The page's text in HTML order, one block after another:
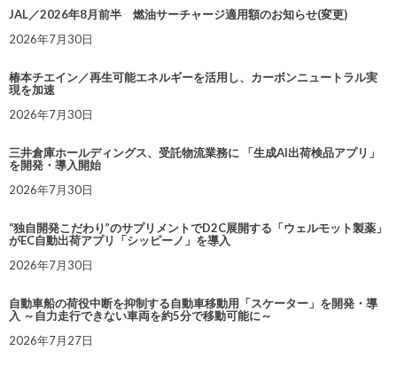
JAL／2026年8月前半 燃油サーチャージ適用額のお知らせ(変更)
2026年7月30日
椿本チエイン／再生可能エネルギーを活用し、カーボンニュートラル実
現を加速
2026年7月30日
三井倉庫ホールディングス、受託物流業務に 「生成AI出荷検品アプリ」
を開発・導入開始
2026年7月30日
“独自開発こだわり”のサプリメントでD2C展開する「ウェルモット製薬」
がEC自動出荷アプリ「シッピーノ」を導入
2026年7月30日
自動車船の荷役中断を抑制する自動車移動用「スケーター」を開発・導
入 ～自力走行できない車両を約5分で移動可能に～
2026年7月27日